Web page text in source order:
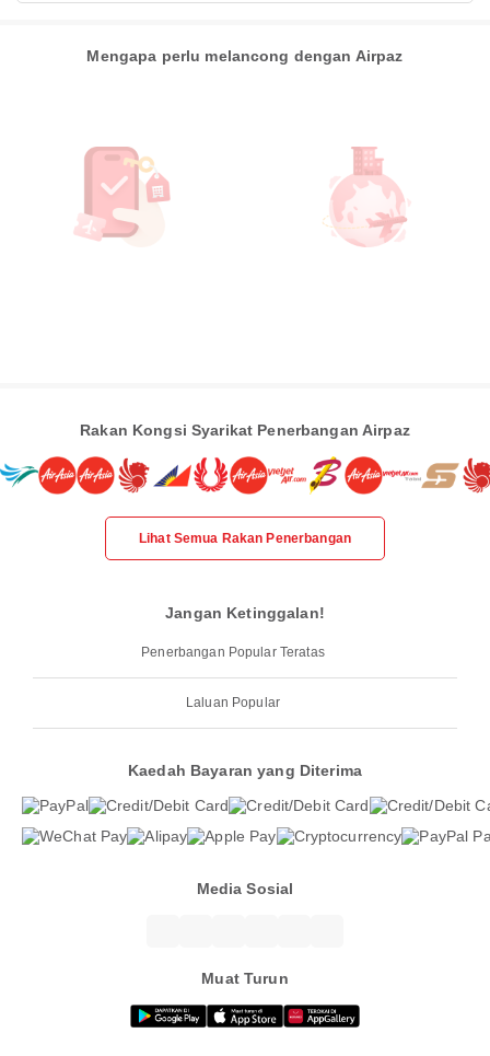
Mengapa perlu melancong dengan Airpaz
Rakan Kongsi Syarikat Penerbangan Airpaz
Lihat Semua Rakan Penerbangan
Jangan Ketinggalan!
Penerbangan Popular Teratas
Laluan Popular
Kaedah Bayaran yang Diterima
Media Sosial
Muat Turun